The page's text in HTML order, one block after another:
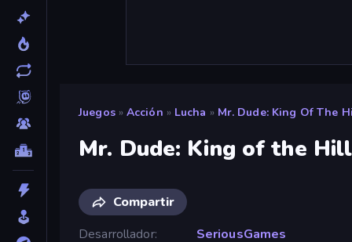
Juegos » Acción » Lucha » Mr. Dude: King Of The
Mr. Dude: King of the Hill
Compartir
Desarrollador
SeriousGames